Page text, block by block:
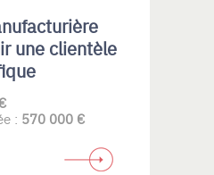
une clientèle
: 570 000 €